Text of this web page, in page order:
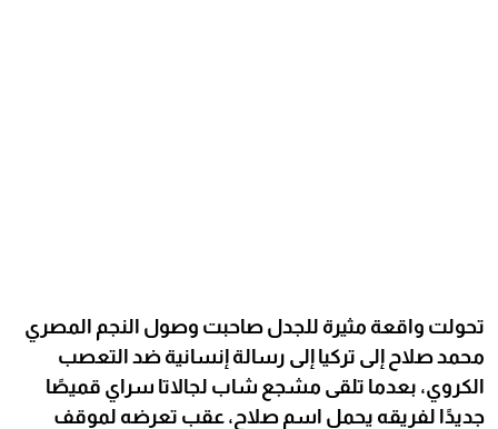
تحولت واقعة مثيرة للجدل صاحبت وصول النجم المصري
محمد صلاح إلى تركيا إلى رسالة إنسانية ضد التعصب
الكروي، بعدما تلقى مشجع شاب لجالاتا سراي قميصًا
جديدًا لفريقه يحمل اسم صلاح، عقب تعرضه لموقف